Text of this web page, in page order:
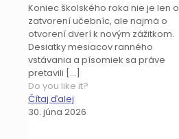
Koniec školského roka nie je len o
zatvorení učebníc, ale najmä o
otvorení dverí k novým zážitkom.
Desiatky mesiacov ranného
vstávania a písomiek sa práve
pretavili […]
Do you like it?
Čítaj ďalej
30. júna 2026